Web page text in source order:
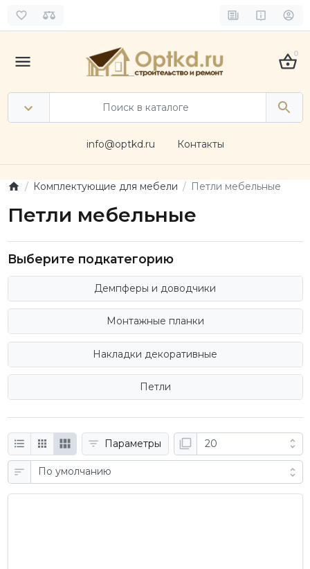
0
info@optkd.ru Контакты
Комплектующие для мебели Петли мебельные
Петли мебельные
Выберите подкатегорию
Демпферы и доводчики
Монтажные планки
Накладки декоративные
Петли
Параметры